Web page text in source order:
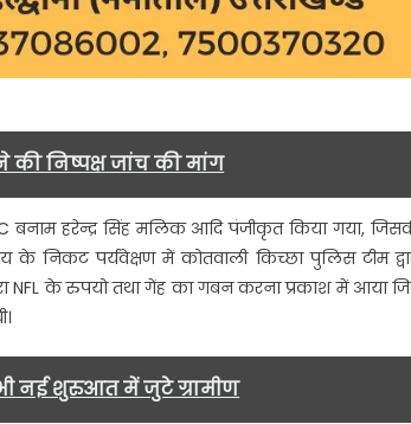
निष्पक्ष जांच की मांग
बनाम हरेन्द्र सिंह मलिक आदि पंजीकृत किया गया,
के निकट पर्यवेक्षण में कोतवाली किच्छा पुलिस टीम
NFL के रुपयो तथा गेंह का गबन करना प्रकाश में आया
नई शुरुआत में जुटे ग्रामीण